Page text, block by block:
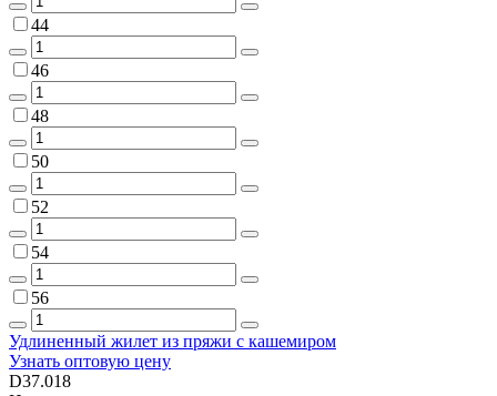
44
46
48
50
52
54
56
Удлиненный жилет из пряжи с кашемиром
Узнать оптовую цену
D37.018